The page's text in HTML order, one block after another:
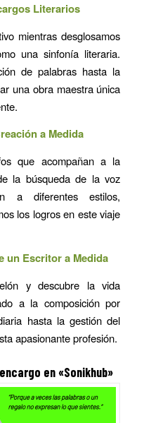
Literarios
mientras desglosamos
una sinfonía literaria.
de palabras hasta la
una obra maestra única
a Medida
que acompañan a la
la búsqueda de la voz
a diferentes estilos,
los logros en este viaje
un Escritor a Medida
y descubre la vida
a la composición por
hasta la gestión del
apasionante profesión.
en «Sonikhub»